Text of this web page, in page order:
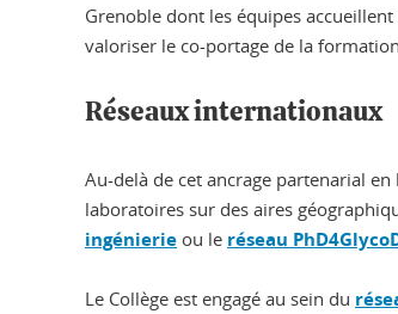
Grenoble dont les équipes accueillent
valoriser le co-portage de la
Réseaux internationaux
Au-delà de cet ancrage partenarial
laboratoires sur des aires
ingénierie ou le réseau
Le Collège est engagé au sein du